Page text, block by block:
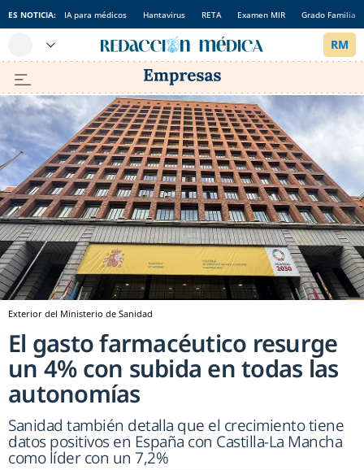
ES NOTICIA: IA para médicos Hantavirus RETA Examen MIR Grado Familia
Exterior del Ministerio de Sanidad
El gasto farmacéutico resurge
un 4% con subida en todas las
autonomías
Sanidad también detalla que el crecimiento tiene
datos positivos en España con Castilla-La Mancha
como líder con un 7,2%